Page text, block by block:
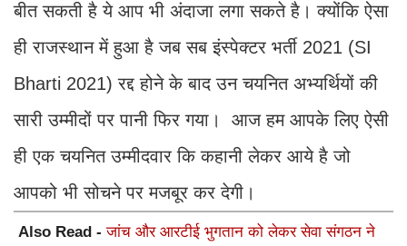
बीत सकती है ये आप भी अंदाजा लगा सकते है। क्योंकि ऐसा
ही राजस्थान में हुआ है जब सब इंस्पेक्टर भर्ती 2021 (SI
Bharti 2021) रद्द होने के बाद उन चयनित अभ्यर्थियों की
सारी उम्मीदों पर पानी फिर गया। आज हम आपके लिए ऐसी
ही एक चयनित उम्मीदवार कि कहानी लेकर आये है जो
आपको भी सोचने पर मजबूर कर देगी।
Also Read -जांच और आरटीई भुगतान को लेकर सेवा संगठन ने